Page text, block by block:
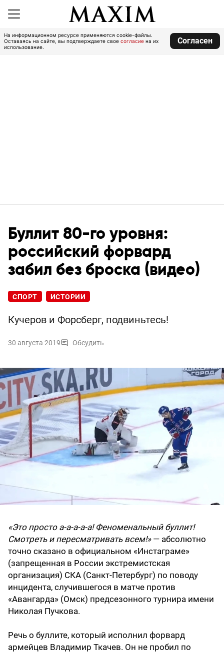
На информационном ресурсе применяются cookie-файлы.
Оставаясь на сайте, вы подтверждаете свое согласие на их
использование.
Согласен
Буллит 80-го уровня:
российский форвард
забил без броска (видео)
СПОРТ ИСТОРИИ
Кучеров и Форсберг, подвиньтесь!
30 августа 2019 Обсудить
«Это просто а-а-а-а-а! Феноменальный буллит!
Смотреть и пересматривать всем!»— абсолютно
точно сказано в официальном «Инстаграме»
(запрещенная в России экстремистская
организация) СКА (Санкт-Петербург) по поводу
инцидента, случившегося в матче против
«Авангарда» (Омск) предсезонного турнира имени
Николая Пучкова.
Речь о буллите, который исполнил форвард
армейцев Владимир Ткачев. Он не пробил по